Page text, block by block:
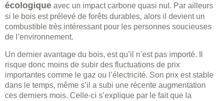
écologique avec un impact carbone quasi nul. Par ailleurs
si le bois est prélevé de forêts durables, alors il devient un
combustible très intéressant pour les personnes soucieuses
de l’environnement.
Un dernier avantage du bois, est qu’il n’est pas importé. Il
risque donc moins de subir des fluctuations de prix
importantes comme le gaz ou l’électricité. Son prix est stable
dans le temps, même s’il a subi une récente augmentation
ces derniers mois. Celle-ci s’explique par le fait que la